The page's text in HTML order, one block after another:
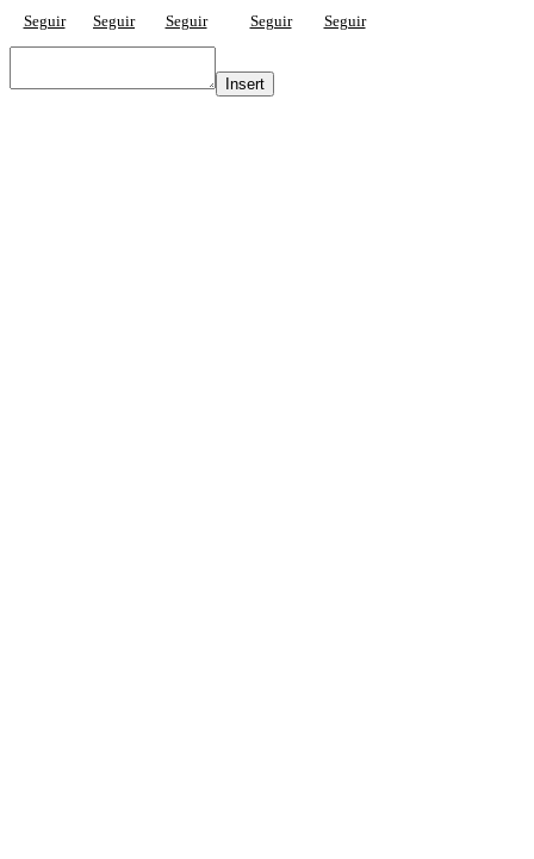
Seguir
Seguir
Seguir
Seguir
Seguir
Insert